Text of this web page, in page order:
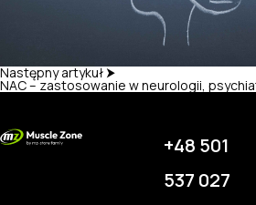
Następny artykuł ⮞
NAC – zastosowanie w neurologii,
+48 501
537 027